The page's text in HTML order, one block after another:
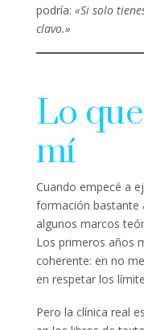
podría: «Si solo
clavo.»
Lo
mí
Cuando empecé a
formación bastante
algunos marcos
Los primeros años
coherente: en no
en respetar los
Pero la clínica real